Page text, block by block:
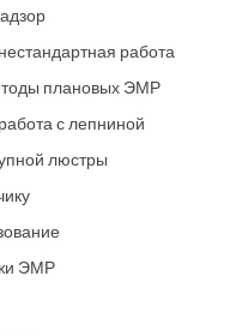
работа
плановых ЭМР
с лепниной
люстры
ЭМР